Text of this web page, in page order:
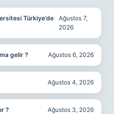
Türkiye’de
Ağustos 7,
2026
gelir ? Ağustos 6, 2026
Ağustos 4, 2026
? Ağustos 3, 2026